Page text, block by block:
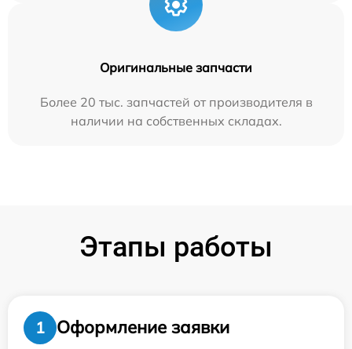
Оригинальные запчасти
Более 20 тыс. запчастей от производителя в
наличии на собственных складах.
Этапы работы
1
Оформление заявки